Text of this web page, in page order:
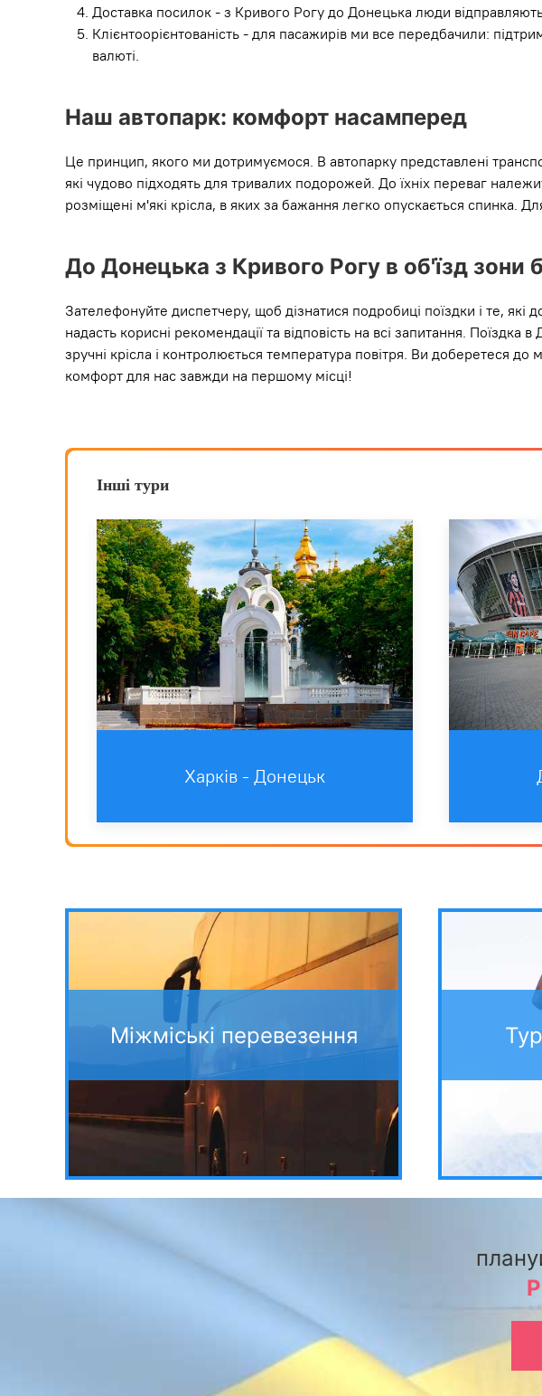
Доставка посилок - з Кривого Рогу до Донецька люди
Клієнтоорієнтованість - для пасажирів ми все передбачили:
валюті.
Наш автопарк: комфорт насамперед
Це принцип, якого ми дотримуємося. В автопарку представлені
які чудово підходять для тривалих подорожей. До їхніх переваг
розміщені м'які крісла, в яких за бажання легко опускається спинка.
До Донецька з Кривого Рогу в об'їзд зони
Зателефонуйте диспетчеру, щоб дізнатися подробиці поїздки і те,
надасть корисні рекомендації та відповість на всі запитання.
зручні крісла і контролюється температура повітря. Ви доберетеся
комфорт для нас завжди на першому місці!
Інші тури
Харків - Донецьк
Міжміські перевезення